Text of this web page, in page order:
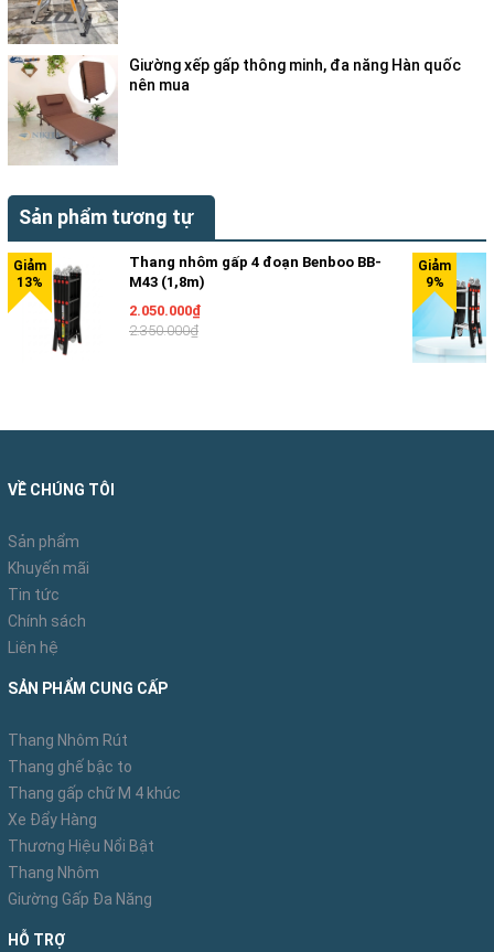
· Khóa thang:Thang nhôm gấp 4 khúc sử dụng khóa tự
động khi mở đến cữ khóa tự động sập lại
chống trơn trượt
Giường xếp gấp thông minh, đa năng Hàn quốc
nên mua
Sản phẩm tương tự
Thang nhôm gấp 4 đoạn Benboo BB-
M43 (1,8m)
2.050.000₫
2.350.000₫
VỀ CHÚNG TÔI
Sản phẩm
Khuyến mãi
Tin tức
Chính sách
Liên hệ
SẢN PHẨM CUNG CẤP
Thang Nhôm Rút
Thang ghế bậc to
Thang gấp chữ M 4 khúc
Xe Đẩy Hàng
Thương Hiệu Nổi Bật
Thang Nhôm
Giường Gấp Đa Năng
HỖ TRỢ